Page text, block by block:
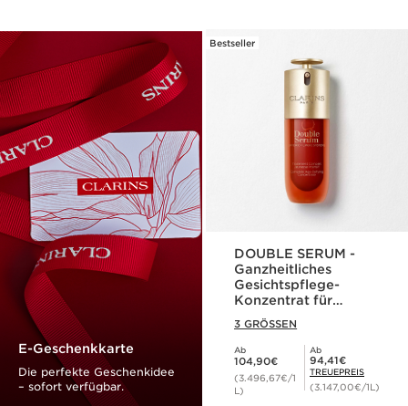
E-Geschenkkarte
Die perfekte Geschenkidee
– sofort verfügbar.
Bestseller
DOUBLE SERUM -
Ganzheitliches
Gesichtspflege-
Konzentrat für
jugendliche Haut
3 GRÖSSEN
Ab
Aktueller Preis 104,90€
104,90€
(3.496,67€/1
L)
Ab
Mitgliederpreis 94,41€
94,41€
TREUEPREIS
(3.147,00€/1L)